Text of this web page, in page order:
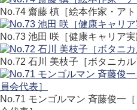
No.74 齋藤 槙［絵本作家・アト
No.73 池田 咲［健康キャリア実
No.72 石川 美枝子［ボタニカル
No.71 モンゴルマン 斉藤俊一